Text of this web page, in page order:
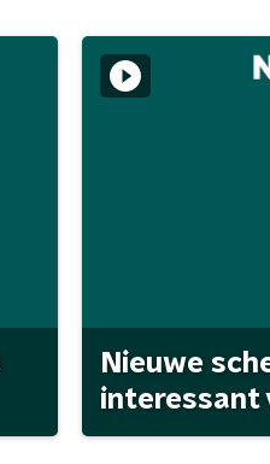
Nieuwe
interessant